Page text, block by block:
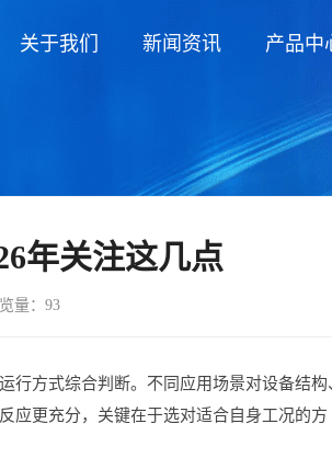
关于我们 新闻资讯 产品中
年关注这几点
量：93
方式综合判断。不同应用场景对设备结构
应更充分，关键在于选对适合自身工况的方